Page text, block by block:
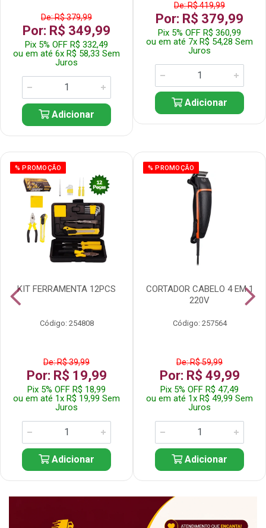
De: R$ 379,99
Por: R$ 349,99
Pix 5% OFF R$ 332,49
ou em até 6x R$ 58,33 Sem
Juros
Adicionar
De: R$ 419,99
Por: R$ 379,99
Pix 5% OFF R$ 360,99
ou em até 7x R$ 54,28 Sem
Juros
Adicionar
% PROMOÇÃO
KIT FERRAMENTA 12PCS
Código: 254808
De: R$ 39,99
Por: R$ 19,99
Pix 5% OFF R$ 18,99
ou em até 1x R$ 19,99 Sem
Juros
Adicionar
% PROMOÇÃO
CORTADOR CABELO 4 EM 1
220V
Código: 257564
De: R$ 59,99
Por: R$ 49,99
Pix 5% OFF R$ 47,49
ou em até 1x R$ 49,99 Sem
Juros
Adicionar